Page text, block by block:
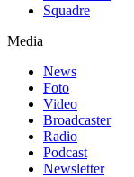
Squadre
Media
News
Foto
Video
Broadcaster
Radio
Podcast
Newsletter